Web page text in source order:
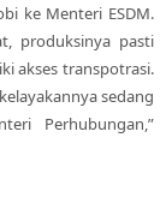
ke Menteri ESDM.
produksinya pasti
akses transpotrasi.
sedang
Perhubungan,”